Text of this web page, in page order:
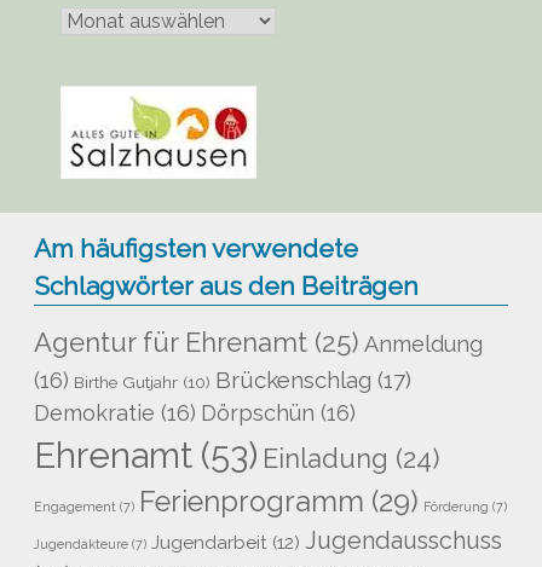
veröffentlicht
Am häufigsten verwendete
Schlagwörter aus den Beiträgen
Agentur für Ehrenamt (25) Anmeldung
(16) Birthe Gutjahr (10) Brückenschlag (17)
Demokratie (16) Dörpschün (16)
Ehrenamt (53) Einladung (24)
Engagement (7) Ferienprogramm (29) Förderung (7)
Jugendakteure (7) Jugendarbeit (12) Jugendausschuss